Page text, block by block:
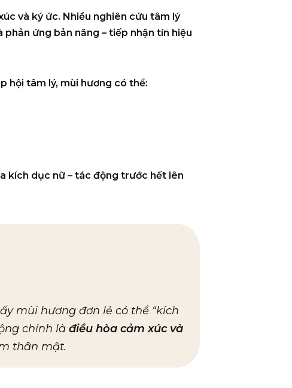
và ký ức. Nhiều nghiên cứu tâm lý
ứng bản năng – tiếp nhận tín hiệu
hội tâm lý, mùi hương có thể:
kích dục nữ – tác động trước hết lên
mùi hương đơn lẻ có thể “kích
chính là điều hòa cảm xúc và
thân mật.